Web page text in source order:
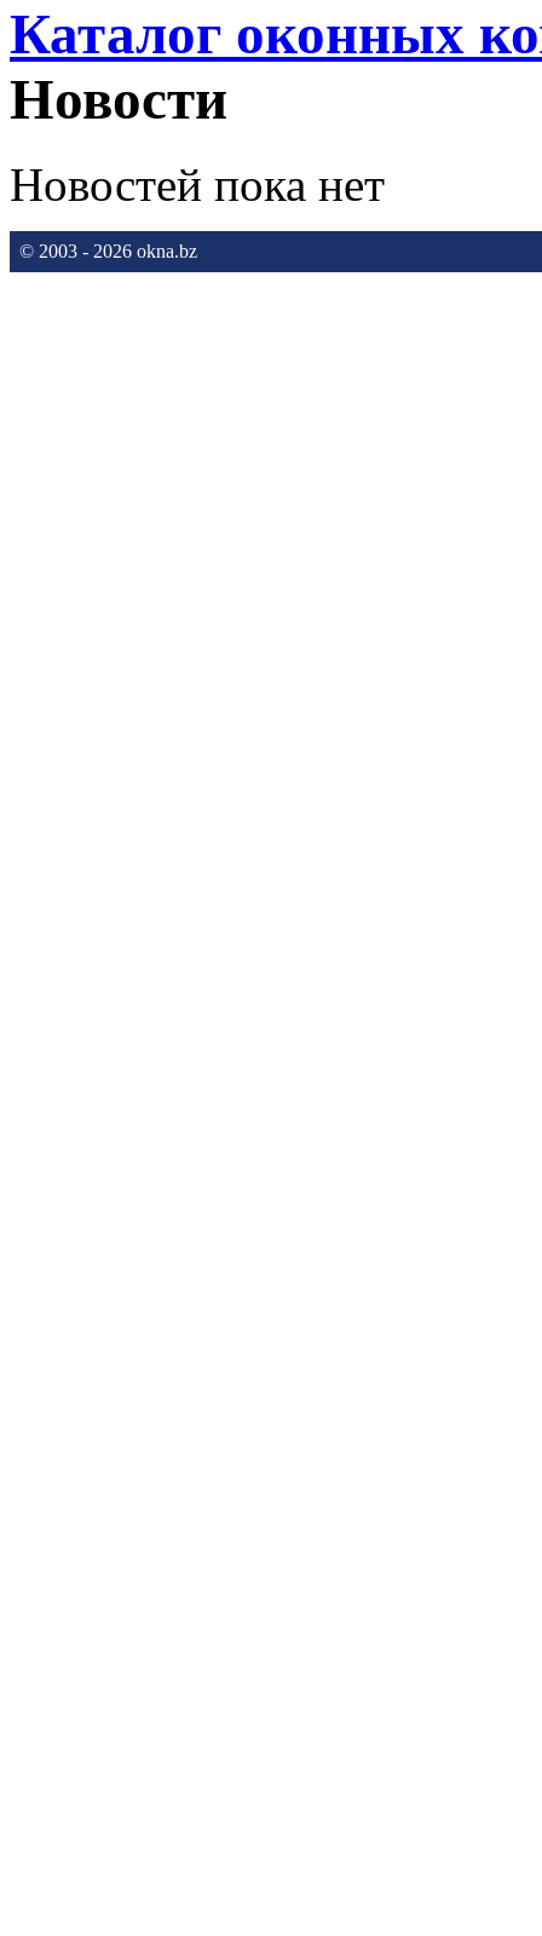
Каталог оконных
Новости
Новостей пока нет
© 2003 - 2026 okna.bz